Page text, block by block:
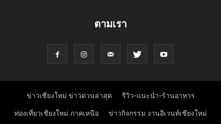
ตามเรา
ข่าวเชียงใหม่ ข่าวด่วนล่าสุด รีวิว-แนะนำ-ร้านอาหาร
ท่องเที่ยวเชียงใหม่ ภาคเหนือ ข่าวกิจกรรม งานอีเวนท์เชียงใหม่